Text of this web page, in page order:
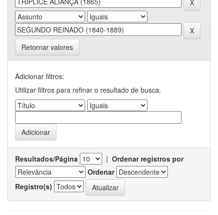
Retornar valores
Adicionar filtros:
Utilizar filtros para refinar o resultado de busca.
Resultados/Página | Ordenar registros por
Ordenar
Registro(s)